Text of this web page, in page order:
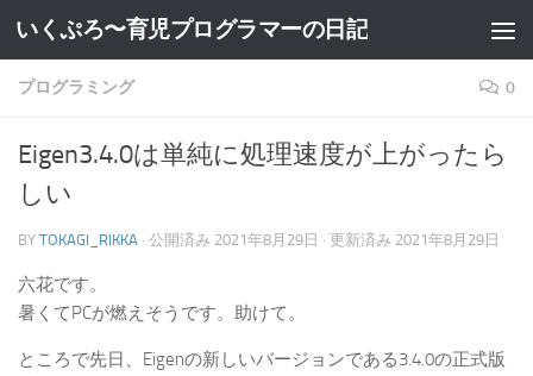
コンテンツへスキップ
いくぷろ〜育児プログラマーの日記
プログラミング 0
Eigen3.4.0は単純に処理速度が上がったら
しい
BY TOKAGI_RIKKA · 公開済み 2021年8月29日 · 更新済み 2021年8月29日
六花です。
暑くてPCが燃えそうです。助けて。
ところで先日、Eigenの新しいバージョンである3.4.0の正式版